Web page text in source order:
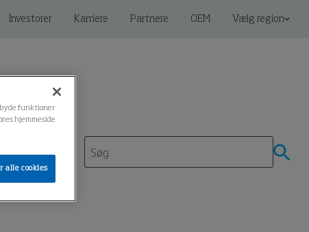
Investorer Karriere Partnere OEM Vælg region
funktioner
hjemmeside
alle cookies